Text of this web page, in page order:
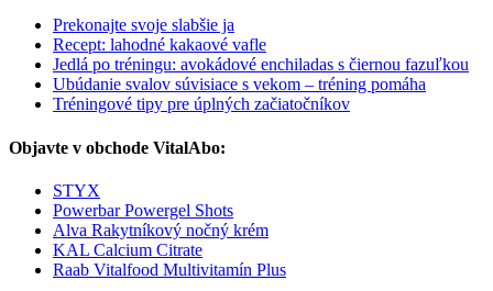
Prekonajte svoje slabšie ja
Recept: lahodné kakaové vafle
Jedlá po tréningu: avokádové enchiladas s čiernou fazuľkou
Ubúdanie svalov súvisiace s vekom – tréning pomáha
Tréningové tipy pre úplných začiatočníkov
Objavte v obchode VitalAbo:
STYX
Powerbar Powergel Shots
Alva Rakytníkový nočný krém
KAL Calcium Citrate
Raab Vitalfood Multivitamín Plus